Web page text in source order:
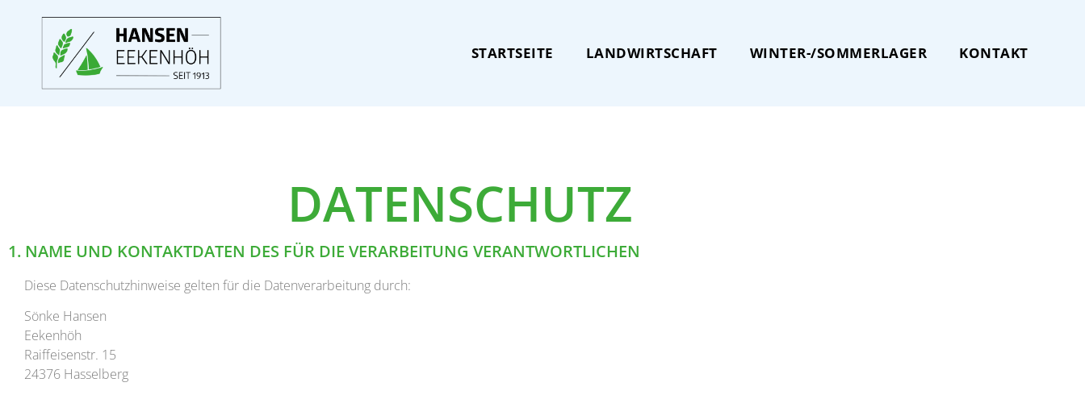
STARTSEITE LANDWIRTSCHAFT WINTER-/SOMMERLAGER KONTAKT
DATENSCHUTZ
1. NAME UND KONTAKTDATEN DES FÜR DIE VERARBEITUNG VERANTWORTLICHEN
Diese Datenschutzhinweise gelten für die Datenverarbeitung durch:
Sönke Hansen
Eekenhöh
Raiffeisenstr. 15
24376 Hasselberg